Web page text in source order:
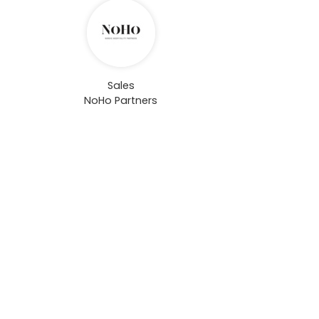
Sales
NoHo Partners